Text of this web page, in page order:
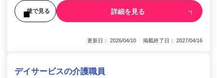
後で見る 詳細を見る
更新日： 2026/04/10 掲載終了日： 2027/04/16
デイサービスの介護職員